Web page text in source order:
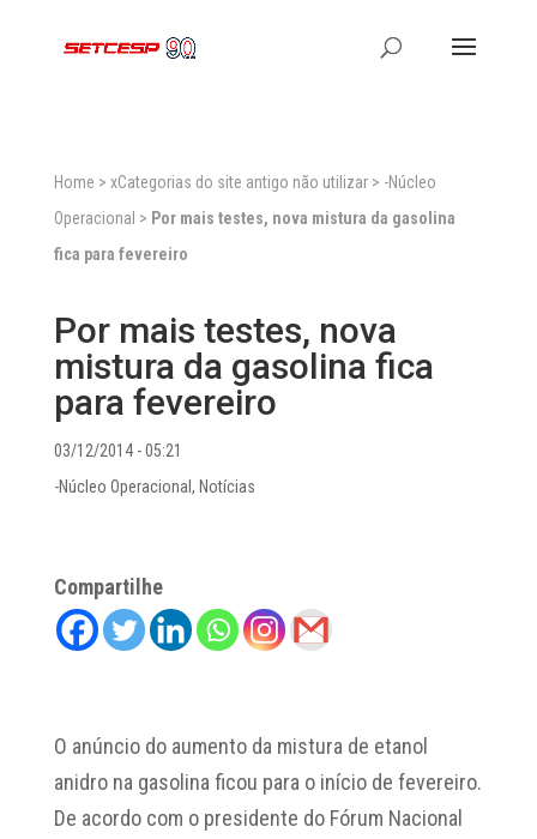
Home > xCategorias do site antigo não utilizar> -Núcleo
Operacional > Por mais testes, nova mistura da gasolina
fica para fevereiro
Por mais testes, nova
mistura da gasolina fica
para fevereiro
03/12/2014 - 05:21
-Núcleo Operacional , Notícias
Compartilhe
O anúncio do aumento da mistura de etanol
anidro na gasolina ficou para o início de fevereiro.
De acordo com o presidente do Fórum Nacional